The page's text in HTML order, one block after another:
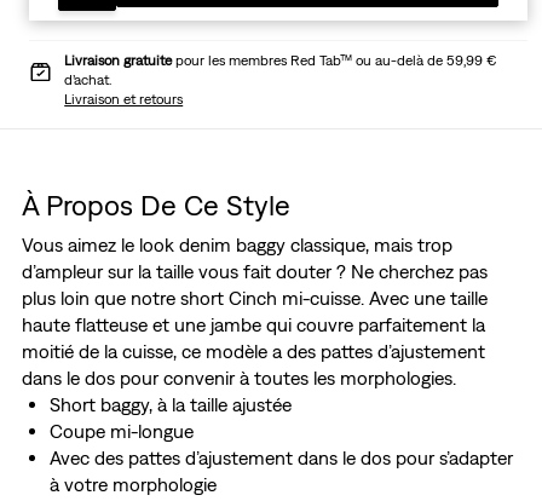
Livraison gratuitepour les membres Red Tab™ ou au-delà de 59,99 €
d’achat.
Livraison et retours
À Propos De Ce Style
Vous aimez le look denim baggy classique, mais trop
d’ampleur sur la taille vous fait douter ? Ne cherchez pas
plus loin que notre short Cinch mi-cuisse. Avec une taille
haute flatteuse et une jambe qui couvre parfaitement la
moitié de la cuisse, ce modèle a des pattes d’ajustement
dans le dos pour convenir à toutes les morphologies.
Short baggy, à la taille ajustée
Coupe mi-longue
Avec des pattes d’ajustement dans le dos pour s’adapter
à votre morphologie